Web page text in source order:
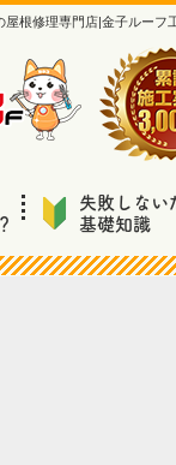
根修理専門店|金子ルーフ
失敗しない
基礎知識